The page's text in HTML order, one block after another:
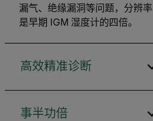
漏气、绝缘漏洞等问题，分辨率
是早期 IGM 湿度计的四倍。
高效精准诊断
事半功倍